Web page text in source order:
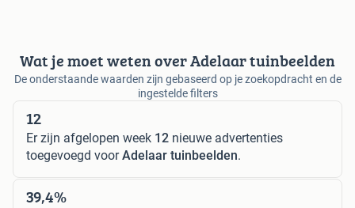
Wat je moet weten over Adelaar tuinbeelden
De onderstaande waarden zijn gebaseerd op je zoekopdracht en de
ingestelde filters
12
Er zijn afgelopen week 12 nieuwe advertenties
toegevoegd voorAdelaar tuinbeelden.
39,4%